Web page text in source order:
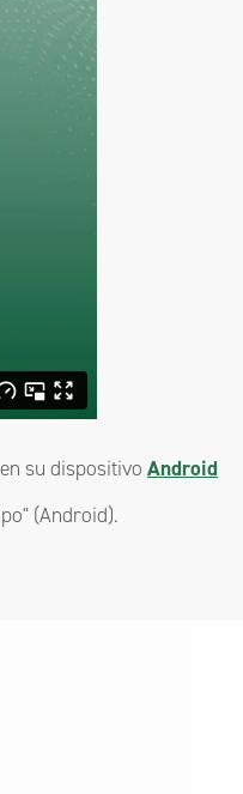
su dispositivo Android
(Android).